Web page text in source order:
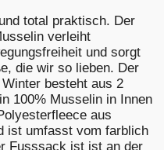
total praktisch. Der
verleiht
und sorgt
die wir so lieben. Der
besteht aus 2
100% Musselin in Innen
aus
ist umfasst vom farblich
Fusssack ist ist an der